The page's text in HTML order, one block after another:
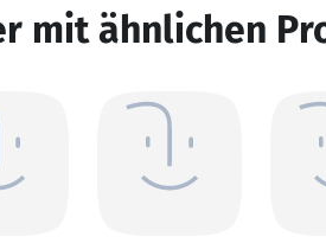
mit ähnlichen